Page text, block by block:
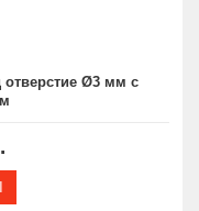
отверстие Ø3 мм с